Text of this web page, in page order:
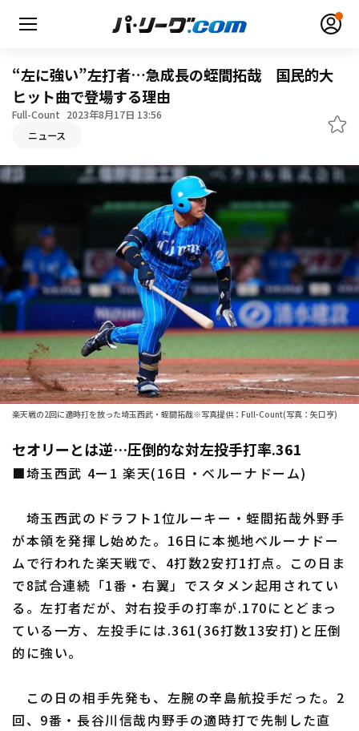
無料アカウント登録
動画
日程・結果
順位表･成績
1軍公式戦
ファーム東地区
ファーム中地区
ファーム西地区
交流戦
選手名鑑
選手名鑑トップ
東北楽天ゴールデンイーグルス
千葉ロッテマリーンズ
オリックス・バファローズ
福岡ソフトバンクホークス
ニュース
設定
“左に強い”左打者…急成長の蛭間拓哉 国民的大
ヒット曲で登場する理由
Full-Count 2023年8月17日 13:56
ニュース
楽天戦の2回に適時打を放った埼玉西武・蛭間拓哉※写真提供：Full-Count(写真：矢口亨)
セオリーとは逆…圧倒的な対左投手打率.361
■埼玉西武 4ー1 楽天(16日・ベルーナドーム)
埼玉西武のドラフト1位ルーキー・蛭間拓哉外野手
が本領を発揮し始めた。16日に本拠地ベルーナドー
ムで行われた楽天戦で、4打数2安打1打点。この日ま
で8試合連続「1番・右翼」でスタメン起用されてい
る。左打者だが、対右投手の打率が.170にとどまっ
ている一方、左投手には.361(36打数13安打)と圧倒
的に強い。
この日の相手先発も、左腕の辛島航投手だった。2
回、9番・長谷川信哉内野手の適時打で先制した直